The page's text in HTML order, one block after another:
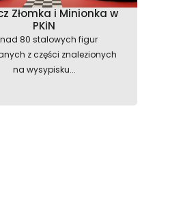
Złomka i Minionka w
PKiN
80 stalowych figur
z części znalezionych
na wysypisku...